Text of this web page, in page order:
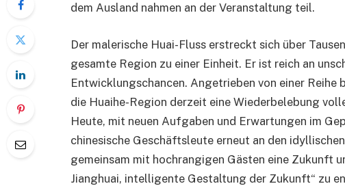
dem Ausland nahmen an der Veranstaltung teil.
Der malerische Huai-Fluss erstreckt sich über
gesamte Region zu einer Einheit. Er ist reich an
Entwicklungschancen. Angetrieben von einer
die Huaihe-Region derzeit eine Wiederbelebung
Heute, mit neuen Aufgaben und Erwartungen im
chinesische Geschäftsleute erneut an den
gemeinsam mit hochrangigen Gästen eine Zukunft
Jianghuai, intelligente Gestaltung der Zukunft“ zu